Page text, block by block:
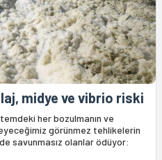
midye ve vibrio riski
her bozulmanın ve
görünmez tehlikelerin
savunmasız olanlar ödüyor: